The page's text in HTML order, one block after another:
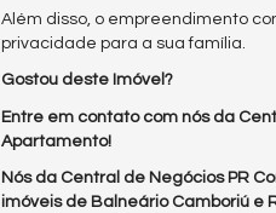
Além disso, o empreendimento
privacidade para a sua família.
Gostou deste Imóvel?
Entre em contato com nós da
Apartamento!
Nós da Central de Negócios PR
imóveis de Balneário Camboriú e